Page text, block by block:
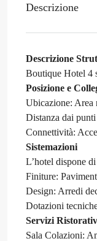
Descrizione
Descrizione
Boutique Hotel 4
Posizione e
Ubicazione: Area
Distanza dai
Connettività:
Sistemazioni
L’hotel dispone
Finiture:
Design: Arredi
Dotazioni
Servizi
Sala Colazioni: